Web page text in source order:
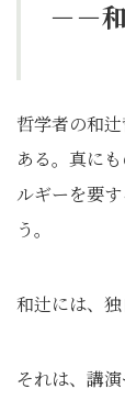
－－
哲学者の和
ある。真に
ルギーを要
う。
和辻には、独
それは、講